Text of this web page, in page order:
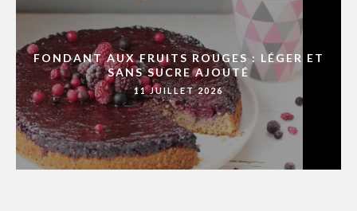
FONDANT AUX FRUITS ROUGES : LÉGER ET
SANS SUCRE AJOUTÉ
11 JUILLET 2026